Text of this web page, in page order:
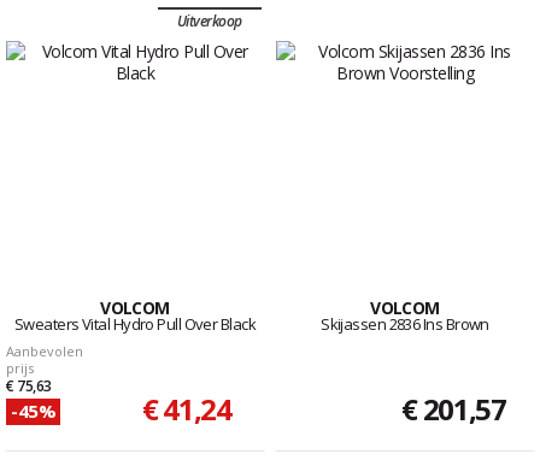
Uitverkoop
VOLCOM
Sweaters Vital Hydro Pull Over Black
Aanbevolen
prijs
€ 75,63
-45% € 41,24
VOLCOM
Skijassen 2836 Ins Brown
€ 201,57